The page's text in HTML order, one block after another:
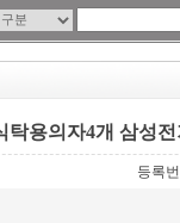
탁용의자4개 삼성
등록